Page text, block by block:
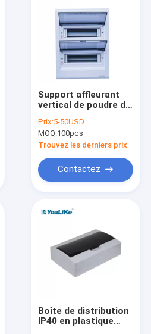
Support affleurant
vertical de poudre de
boîte blanche de la
manière MCB
Prix:5-50USD
MOQ:100pcs
Trouvez les derniers prix
Contactez
Boîte de distribution
IP40 en plastique